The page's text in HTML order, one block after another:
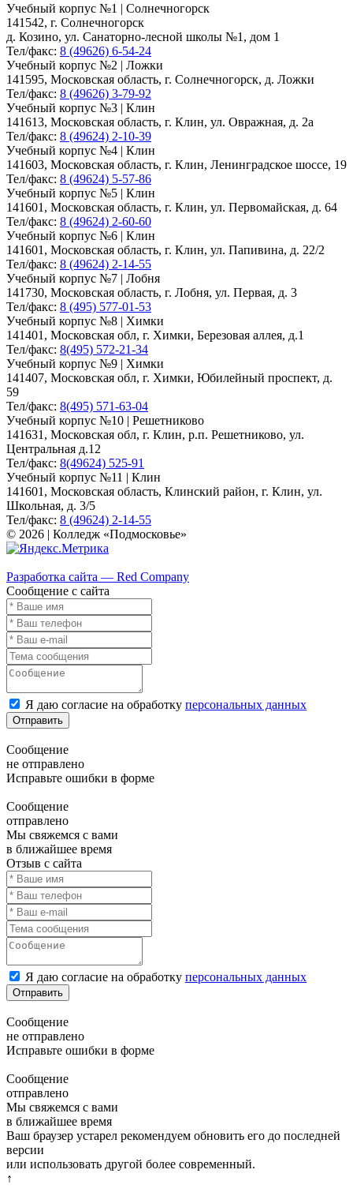
Учебный корпус №1 | Солнечногорск
141542, г. Солнечногорск
д. Козино, ул. Санаторно-лесной школы №1, дом 1
Тел/факс: 8 (49626) 6-54-24
Учебный корпус №2 | Ложки
141595, Московская область, г. Солнечногорск, д. Ложки
Тел/факс: 8 (49626) 3-79-92
Учебный корпус №3 | Клин
141613, Московская область, г. Клин, ул. Овражная, д. 2а
Тел/факс: 8 (49624) 2-10-39
Учебный корпус №4 | Клин
141603, Московская область, г. Клин, Ленинградское шоссе, 19
Тел/факс: 8 (49624) 5-57-86
Учебный корпус №5 | Клин
141601, Московская область, г. Клин, ул. Первомайская, д. 64
Тел/факс: 8 (49624) 2-60-60
Учебный корпус №6 | Клин
141601, Московская область, г. Клин, ул. Папивина, д. 22/2
Тел/факс: 8 (49624) 2-14-55
Учебный корпус №7 | Лобня
141730, Московская область, г. Лобня, ул. Первая, д. 3
Тел/факс: 8 (495) 577-01-53
Учебный корпус №8 | Химки
141401, Московская обл, г. Химки, Березовая аллея, д.1
Тел/факс: 8(495) 572-21-34
Учебный корпус №9 | Химки
141407, Московская обл, г. Химки, Юбилейный проспект, д.
59
Тел/факс: 8(495) 571-63-04
Учебный корпус №10 | Решетниково
141631, Московская обл, г. Клин, р.п. Решетниково, ул.
Центральная д.12
Тел/факс: 8(49624) 525-91
Учебный корпус №11 | Клин
141601, Московская область, Клинский район, г. Клин, ул.
Школьная, д. 3/5
Тел/факс: 8 (49624) 2-14-55
© 2026 | Колледж «Подмосковье»
Разработка сайта — Red Company
Сообщение с сайта
Я даю согласие на обработку персональных данных
Отправить
Сообщение
не отправлено
Исправьте ошибки в форме
Сообщение
отправлено
Мы свяжемся с вами
в ближайшее время
Отзыв с сайта
Я даю согласие на обработку персональных данных
Отправить
Сообщение
не отправлено
Исправьте ошибки в форме
Сообщение
отправлено
Мы свяжемся с вами
в ближайшее время
Ваш браузер устарел рекомендуем обновить его до последней
версии
или использовать другой более современный.
↑